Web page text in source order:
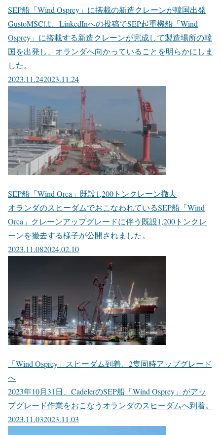
SEP船「Wind Osprey」に搭載の新造クレーンが韓国出発
GustoMSCは、LinkedInへの投稿でSEP起重機船「Wind
Osprey」に搭載する新造クレーンが完成して製造場所の韓
国を出発し、オランダへ向かっていることを明らかにしま
した。
2023.11.242023.11.24
SEP船「Wind Orca」既設1,200トンクレーン撤去
オランダのスヒーダムでおこなわれているSEP船「Wind
Orca」クレーンアップグレードに伴う既設1,200トンクレ
ーンを撤去する様子が公開されました。
2023.11.082024.02.10
「Wind Osprey」スヒーダム到着、2隻同時アップグレード
へ
2023年10月31日、CadelerのSEP船「Wind Osprey」がアッ
プグレード作業をおこなうオランダのスヒーダムへ到着。
2023.11.032023.11.03